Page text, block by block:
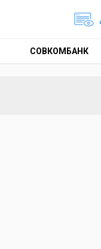
СОВКОМБАНК